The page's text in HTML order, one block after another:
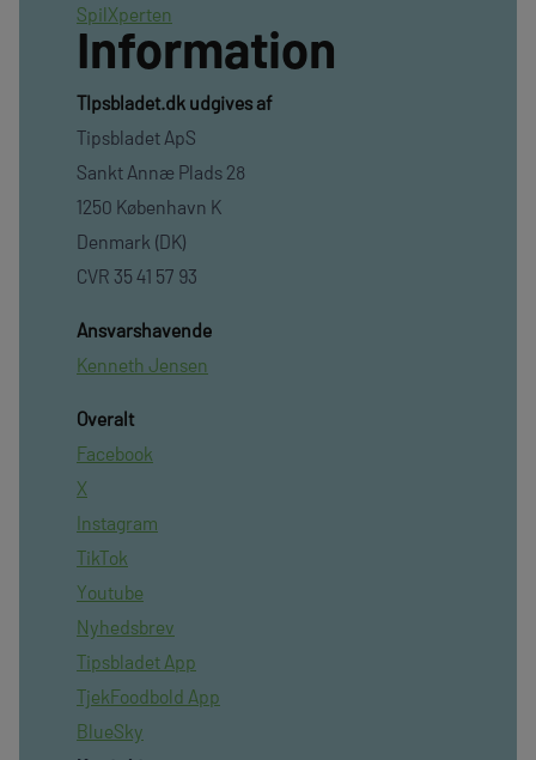
SpilXperten
Information
TIpsbladet.dk udgives af
Tipsbladet ApS
Sankt Annæ Plads 28
1250 København K
Denmark (DK)
CVR 35 41 57 93
Ansvarshavende
Kenneth Jensen
Overalt
Facebook
X
Instagram
TikTok
Youtube
Nyhedsbrev
Tipsbladet App
TjekFoodbold App
BlueSky